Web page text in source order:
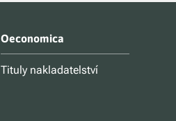
Oeconomica
Tituly nakladatelství